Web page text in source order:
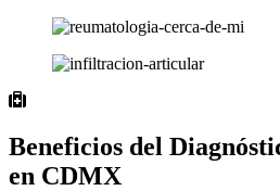
Beneficios del
en CDMX